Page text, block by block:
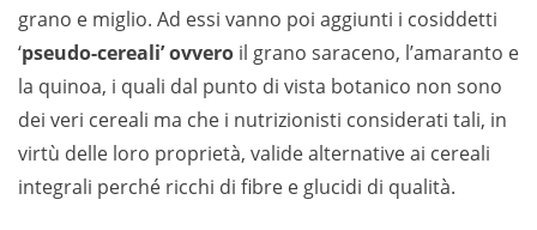
grano e miglio. Ad essi vanno poi aggiunti i cosiddetti
‘pseudo-cereali’ ovvero il grano saraceno, l’amaranto e
la quinoa, i quali dal punto di vista botanico non sono
dei veri cereali ma che i nutrizionisti considerati tali, in
virtù delle loro proprietà, valide alternative ai cereali
integrali perché ricchi di fibre e glucidi di qualità.